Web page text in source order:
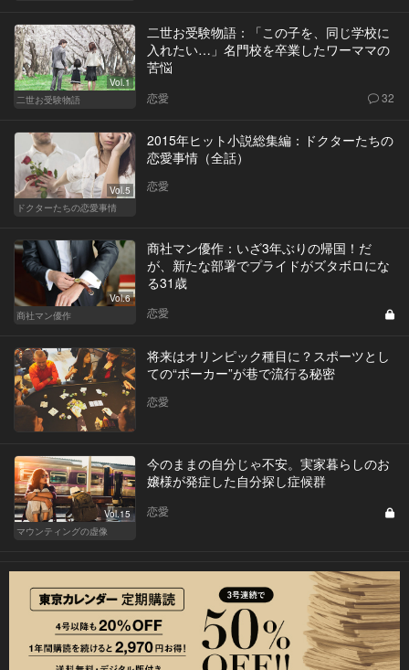
Vol.1
二世お受験物語
二世お受験物語：「この子を、同じ学校に
入れたい…」名門校を卒業したワーママの
苦悩
恋愛 32
Vol.5
ドクターたちの恋愛事情
2015年ヒット小説総集編：ドクターたちの
恋愛事情（全話）
恋愛
Vol.6
商社マン優作
商社マン優作：いざ3年ぶりの帰国！だ
が、新たな部署でプライドがズタボロにな
る31歳
恋愛
将来はオリンピック種目に？スポーツとし
ての“ポーカー”が巷で流行る秘密
恋愛
Vol.15
マウンティングの虚像
今のままの自分じゃ不安。実家暮らしのお
嬢様が発症した自分探し症候群
恋愛